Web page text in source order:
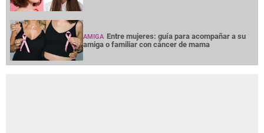
AMIGA Entre mujeres: guía para acompañar a su
amiga o familiar con cáncer de mama